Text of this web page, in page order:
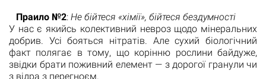
Праило №2: Не бійтеся «хімії», бійтеся бездумності
У нас є якийсь колективний невроз щодо мінеральних
добрив. Усі бояться нітратів. Але сухий біологічний
факт полягає в тому, що корінню рослини байдуже,
звідки брати поживний елемент — з дорогої гранули чи
з відра з перегноєм.